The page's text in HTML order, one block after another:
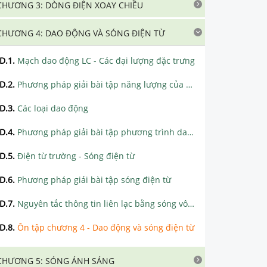
3: DÒNG ĐIỆN XOAY CHIỀU
4: DAO ĐỘNG VÀ SÓNG ĐIỆN TỪ
D.1. Mạch dao động LC - Các đại lượng đặc trưng
D.2. Phương pháp giải bài tập năng lượng của mạch dao dộng LC
D.3. Các loại dao động
D.4. Phương pháp giải bài tập phương trình dao động mạch LC (q - u - i)
D.5. Điện từ trường - Sóng điện từ
D.6. Phương pháp giải bài tập sóng điện từ
D.7. Nguyên tắc thông tin liên lạc bằng sóng vô tuyến
D.8. Ôn tập chương 4 - Dao động và sóng điện từ
5: SÓNG ÁNH SÁNG